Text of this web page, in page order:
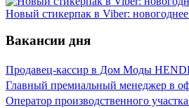
Новый стикерпак в Viber:
Вакансии дня
Продавец-кассир в Дом Моды
Главный премиальный менеджер в
Оператор производственного участка